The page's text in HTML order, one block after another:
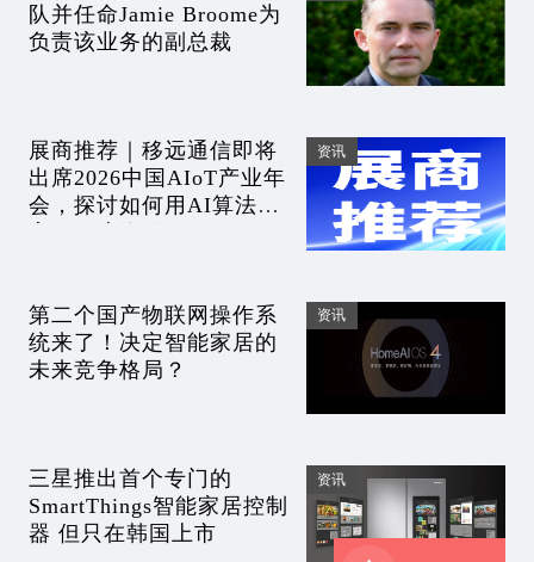
队并任命Jamie Broome为
负责该业务的副总裁
展商推荐｜移远通信即将
出席2026中国AIoT产业年
会，探讨如何用AI算法点
资讯
第二个国产物联网操作系
统来了！决定智能家居的
未来竞争格局？
资讯
三星推出首个专门的
SmartThings智能家居控制
器 但只在韩国上市
资讯